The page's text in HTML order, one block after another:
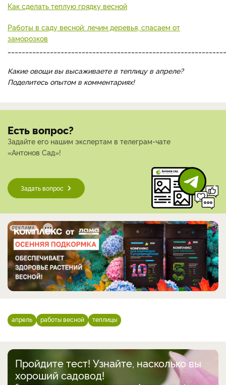
Как сделать теплую грядку весной
Работы в саду весной: лечим деревья, спасаем от
заморозков
Какие овощи вы высаживаете в теплицу в апреле?
Поделитесь опытом в комментариях!
Есть вопрос?
Задайте его нашим экспертам в телеграм-чате
«Антонов Сад»!
Задать вопрос
РЕКЛАМА
апрель работы весной теплицы
Пройдите тест! Узнайте, насколько вы
хороший садовод!